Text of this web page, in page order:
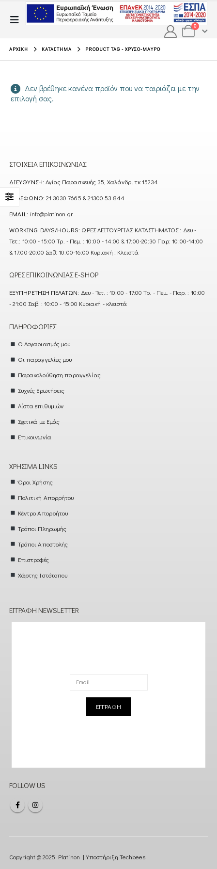
0
ΑΡΧΙΚΉ ΚΑΤΆΣΤΗΜΑ PRODUCT TAG -ΧΡΥΣΌ-ΜΑΎΡΟ
Δεν βρέθηκε κανένα προϊόν που να ταιριάζει με την
επιλογή σας.
ΣΤΟΙΧΕΊΑ ΕΠΙΚΟΙΝΩΝΊΑΣ
ΔΙΕΎΘΥΝΣΗ: Αγίας Παρασκευής 35, Χαλάνδρι τκ 15234
ΤΗΛΈΦΩΝΟ: 21 3030 7665 & 21300 53 844
EMAIL: info@platinon.gr
WORKING DAYS/HOURS: ΩΡΕΣ ΛΕΙΤΟΥΡΓΙΑΣ ΚΑΤΑΣΤΗΜΑΤΟΣ : Δευ -
Τετ.: 10:00 - 15:00 Τρ. - Πεμ. : 10:00 - 14:00 & 17:00-20:30 Παρ: 10:00-14:00
& 17:00-20:00 Σαβ: 10:00-16:00 Κυριακή : Κλειστά
ΏΡΕΣ ΕΠΙΚΟΙΝΩΝΊΑΣ E-SHOP
ΕΞΥΠΗΡΈΤΗΣΗ ΠΕΛΑΤΏΝ: Δευ - Τετ. : 10:00 - 17:00 Τρ. - Πεμ. - Παρ. : 10:00
- 21:00 Σαβ. : 10:00 - 15:00 Κυριακή - κλειστά
ΠΛΗΡΟΦΟΡΊΕΣ
Ο Λογαριασμός μου
Οι παραγγελίες μου
Παρακολούθηση παραγγελίας
Συχνές Ερωτήσεις
Λίστα επιθυμιών
Σχετικά με Εμάς
Επικοινωνία
ΧΡΉΣΙΜΑ LINKS
Όροι Χρήσης
Πολιτική Απορρήτου
Κέντρο Απορρήτου
Τρόποι Πληρωμής
Τρόποι Αποστολής
Επιστροφές
Χάρτης Ιστότοπου
ΕΓΓΡΑΦΉ NEWSLETTER
ΕΓΓΡΑΦΗ
FOLLOW US
Copyright @ 2025 Platinon | Υποστήριξη Techbees